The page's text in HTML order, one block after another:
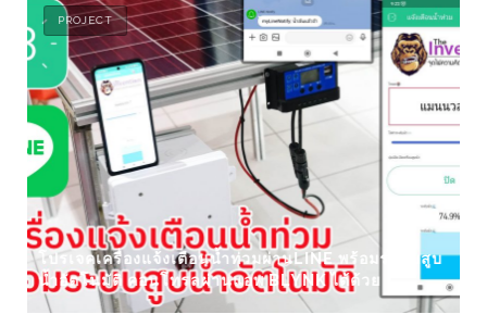
PROJECT
โปรเจคเครื่องแจ้งเตือนน้ำท่วมผ่านLINE พร้อมระบบสูบ
น้ำอัตโนมัติ คอนโทรลผ่านแอพ BLYNK ได้ด้วย